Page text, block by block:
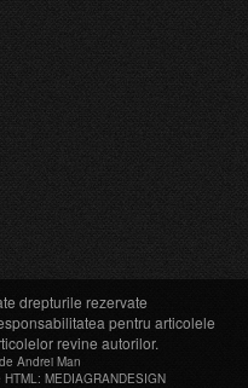
drepturile rezervate
pentru articolele
revine autorilor.
Andrei Man
: MEDIAGRANDESIGN